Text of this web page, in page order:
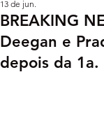
BREAKING
Deegan e
depois da
13 de jun.